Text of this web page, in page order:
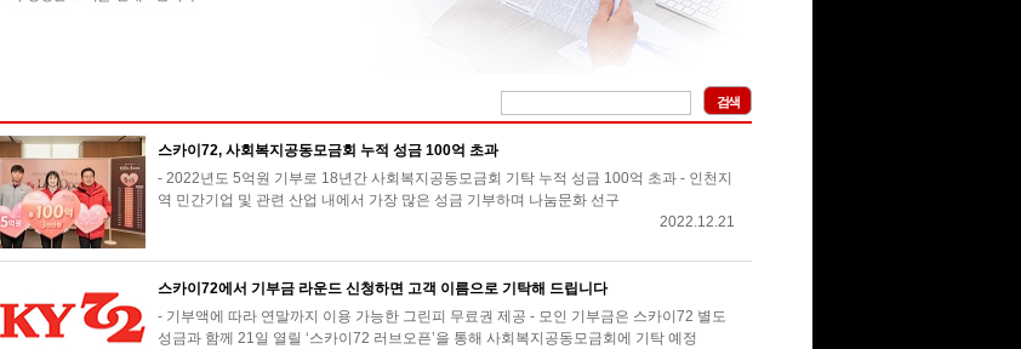
검색
스카이72, 사회복지공동모금회 누적 성금 100억 초과
- 2022년도 5억원 기부로 18년간 사회복지공동모금회 기탁 누적 성금 100억 초과 - 인천지
역 민간기업 및 관련 산업 내에서 가장 많은 성금 기부하며 나눔문화 선구
2022.12.21
스카이72에서 기부금 라운드 신청하면 고객 이름으로 기탁해 드립니다
- 기부액에 따라 연말까지 이용 가능한 그린피 무료권 제공 - 모인 기부금은 스카이72 별도
성금과 함께 21일 열릴 ‘스카이72 러브오픈’을 통해 사회복지공동모금회에 기탁 예정